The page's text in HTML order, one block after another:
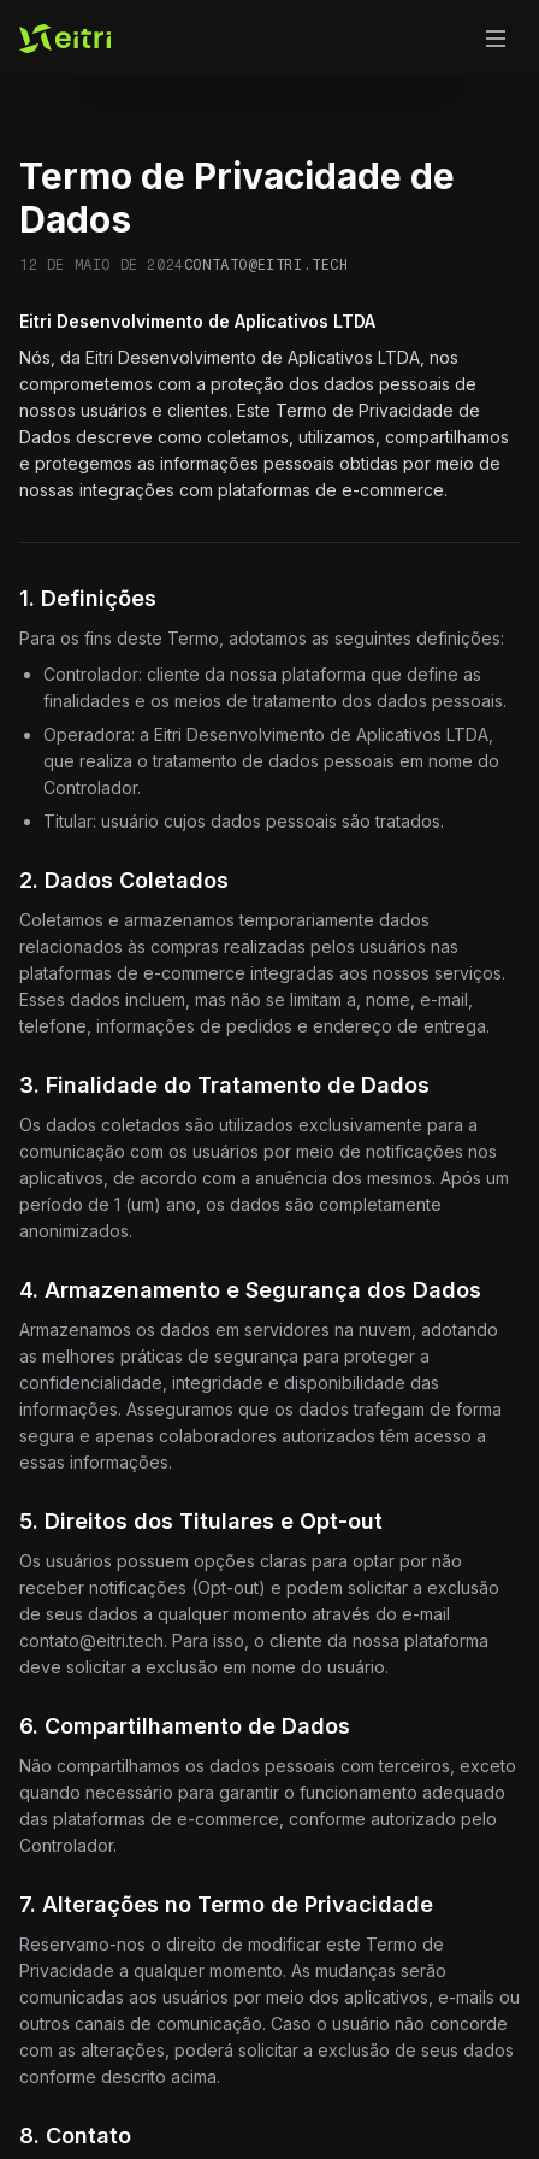
Termo de Privacidade de
Dados
12 DE MAIO DE 2024 CONTATO@EITRI.TECH
Eitri Desenvolvimento de Aplicativos LTDA
Nós, da Eitri Desenvolvimento de Aplicativos LTDA, nos
comprometemos com a proteção dos dados pessoais de
nossos usuários e clientes. Este Termo de Privacidade de
Dados descreve como coletamos, utilizamos, compartilhamos
e protegemos as informações pessoais obtidas por meio de
nossas integrações com plataformas de e-commerce.
1. Definições
Para os fins deste Termo, adotamos as seguintes definições:
Controlador: cliente da nossa plataforma que define as
finalidades e os meios de tratamento dos dados pessoais.
Operadora: a Eitri Desenvolvimento de Aplicativos LTDA,
que realiza o tratamento de dados pessoais em nome do
Controlador.
Titular: usuário cujos dados pessoais são tratados.
2. Dados Coletados
Coletamos e armazenamos temporariamente dados
relacionados às compras realizadas pelos usuários nas
plataformas de e-commerce integradas aos nossos serviços.
Esses dados incluem, mas não se limitam a, nome, e-mail,
telefone, informações de pedidos e endereço de entrega.
3. Finalidade do Tratamento de Dados
Os dados coletados são utilizados exclusivamente para a
comunicação com os usuários por meio de notificações nos
aplicativos, de acordo com a anuência dos mesmos. Após um
período de 1 (um) ano, os dados são completamente
anonimizados.
4. Armazenamento e Segurança dos Dados
Armazenamos os dados em servidores na nuvem, adotando
as melhores práticas de segurança para proteger a
confidencialidade, integridade e disponibilidade das
informações. Asseguramos que os dados trafegam de forma
segura e apenas colaboradores autorizados têm acesso a
essas informações.
5. Direitos dos Titulares e Opt-out
Os usuários possuem opções claras para optar por não
receber notificações (Opt-out) e podem solicitar a exclusão
de seus dados a qualquer momento através do e-mail
contato@eitri.tech. Para isso, o cliente da nossa plataforma
deve solicitar a exclusão em nome do usuário.
6. Compartilhamento de Dados
Não compartilhamos os dados pessoais com terceiros, exceto
quando necessário para garantir o funcionamento adequado
das plataformas de e-commerce, conforme autorizado pelo
Controlador.
7. Alterações no Termo de Privacidade
Reservamo-nos o direito de modificar este Termo de
Privacidade a qualquer momento. As mudanças serão
comunicadas aos usuários por meio dos aplicativos, e-mails ou
outros canais de comunicação. Caso o usuário não concorde
com as alterações, poderá solicitar a exclusão de seus dados
conforme descrito acima.
8. Contato